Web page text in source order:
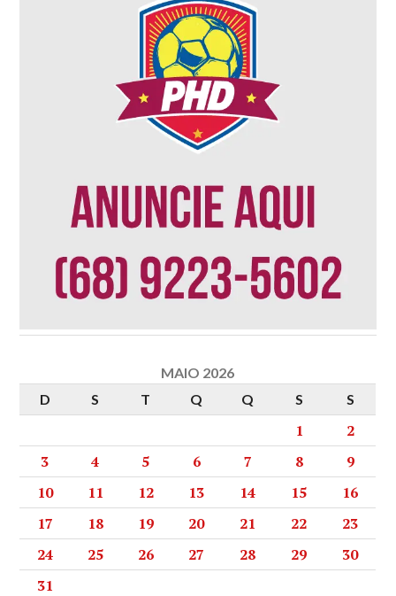
MAIO 2026
D
S T Q Q S S
1
2
3
4 5 6 7 8
9
10
11 12 13 14 15
16
17
18 19 20 21 22
23
24
25 26 27 28 29
30
31